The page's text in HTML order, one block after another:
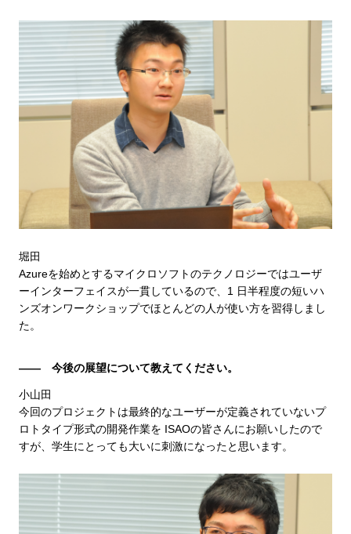
堀田
Azureを始めとするマイクロソフトのテクノロジーではユーザ
ーインターフェイスが一貫しているので、1 日半程度の短いハ
ンズオンワークショップでほとんどの人が使い方を習得しまし
た。
―― 今後の展望について教えてください。
小山田
今回のプロジェクトは最終的なユーザーが定義されていないプ
ロトタイプ形式の開発作業を ISAOの皆さんにお願いしたので
すが、学生にとっても大いに刺激になったと思います。